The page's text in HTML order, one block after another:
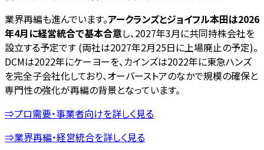
業界再編も進んでいます。アークランズとジョイフル本田は2026
年4月に経営統合で基本合意し、2027年3月に共同持株会社を
設立する予定です (両社は2027年2月25日に上場廃止の予定)。
DCMは2022年にケーヨーを、カインズは2022年に東急ハンズ
を完全子会社化しており、オーバーストアのなかで規模の確保と
専門性の強化が再編の背景となっています。
⇒プロ需要・事業者向けを詳しく見る
⇒業界再編・経営統合を詳しく見る